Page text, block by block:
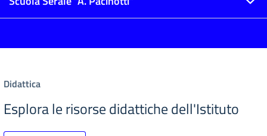
Didattica
Esplora le risorse didattiche dell'Istituto